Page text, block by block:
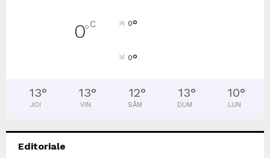
0°C 0°
0°
13°
JOI
13°
VIN
12°
SÂM
13°
DUM
10°
LUN
Editoriale